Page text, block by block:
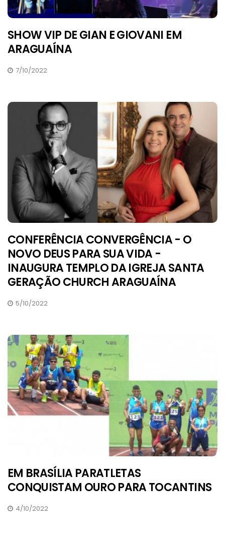
SHOW VIP DE GIAN E GIOVANI EM
ARAGUAÍNA
7/10/2022
CONFERÊNCIA CONVERGÊNCIA - O
NOVO DEUS PARA SUA VIDA -
INAUGURA TEMPLO DA IGREJA SANTA
GERAÇÃO CHURCH ARAGUAÍNA
5/10/2022
EM BRASÍLIA PARATLETAS
CONQUISTAM OURO PARA TOCANTINS
4/10/2022